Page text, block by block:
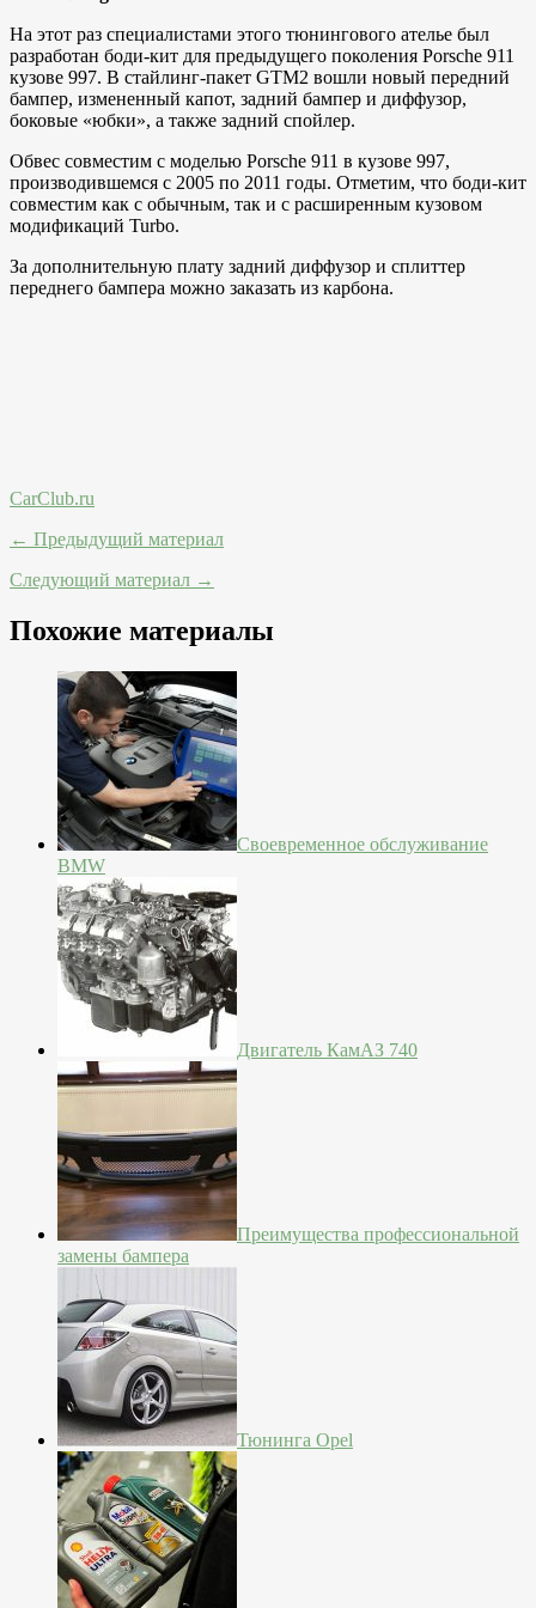
На этот раз специалистами этого тюнингового ателье был
разработан боди-кит для предыдущего поколения Porsche 911
кузове 997. В стайлинг-пакет GTM2 вошли новый передний
бампер, измененный капот, задний бампер и диффузор,
боковые «юбки», а также задний спойлер.
Обвес совместим с моделью Porsche 911 в кузове 997,
производившемся с 2005 по 2011 годы. Отметим, что боди-кит
совместим как с обычным, так и с расширенным кузовом
модификаций Turbo.
За дополнительную плату задний диффузор и сплиттер
переднего бампера можно заказать из карбона.
CarClub.ru
← Предыдущий материал
Следующий материал →
Похожие материалы
Своевременное обслуживание
BMW
Двигатель КамАЗ 740
Преимущества профессиональной
замены бампера
Тюнинга Opel